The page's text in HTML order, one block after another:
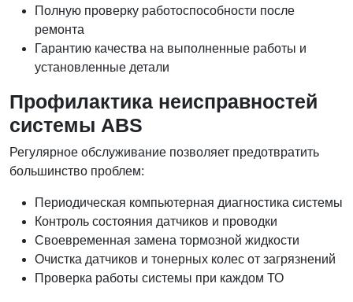
Полную проверку работоспособности после
ремонта
Гарантию качества на выполненные работы и
установленные детали
Профилактика неисправностей
системы ABS
Регулярное обслуживание позволяет предотвратить
большинство проблем:
Периодическая компьютерная диагностика системы
Контроль состояния датчиков и проводки
Своевременная замена тормозной жидкости
Очистка датчиков и тонерных колес от загрязнений
Проверка работы системы при каждом ТО